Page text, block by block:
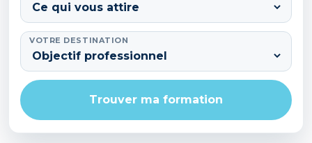
VOTRE DESTINATION
Trouver ma formation